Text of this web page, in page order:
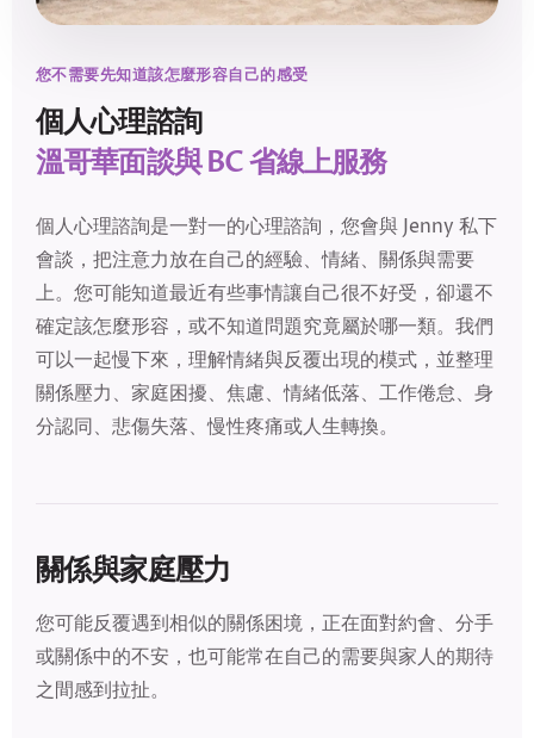
您不需要先知道該怎麼形容自己的感受
個人心理諮詢
溫哥華面談與 BC 省線上服務
個人心理諮詢是一對一的心理諮詢，您會與 Jenny 私下
會談，把注意力放在自己的經驗、情緒、關係與需要
上。您可能知道最近有些事情讓自己很不好受，卻還不
確定該怎麼形容，或不知道問題究竟屬於哪一類。我們
可以一起慢下來，理解情緒與反覆出現的模式，並整理
關係壓力、家庭困擾、焦慮、情緒低落、工作倦怠、身
分認同、悲傷失落、慢性疼痛或人生轉換。
關係與家庭壓力
您可能反覆遇到相似的關係困境，正在面對約會、分手
或關係中的不安，也可能常在自己的需要與家人的期待
之間感到拉扯。